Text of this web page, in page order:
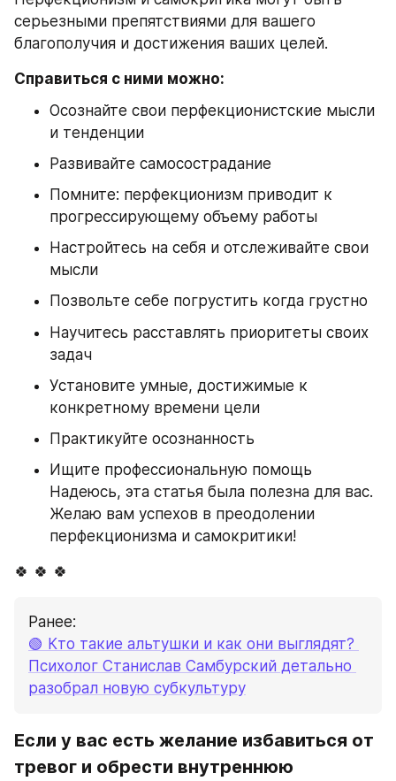
серьезными препятствиями для вашего
благополучия и достижения ваших целей.
Справиться с ними можно:
Осознайте свои перфекционистские мысли
и тенденции
Развивайте самосострадание
Помните: перфекционизм приводит к
прогрессирующему объему работы
Настройтесь на себя и отслеживайте свои
мысли
Позвольте себе погрустить когда грустно
Научитесь расставлять приоритеты своих
задач
Установите умные, достижимые к
конкретному времени цели
Практикуйте осознанность
Ищите профессиональную помощь
Надеюсь, эта статья была полезна для вас.
Желаю вам успехов в преодолении
перфекционизма и самокритики!
🍀 🍀 🍀
Ранее:
🟢 Кто такие альтушки и как они выглядят?
Психолог Станислав Самбурский детально
разобрал новую субкультуру
Если у вас есть желание избавиться от
тревог и обрести внутреннюю